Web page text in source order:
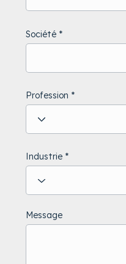
Société
Profession
Industrie
Message